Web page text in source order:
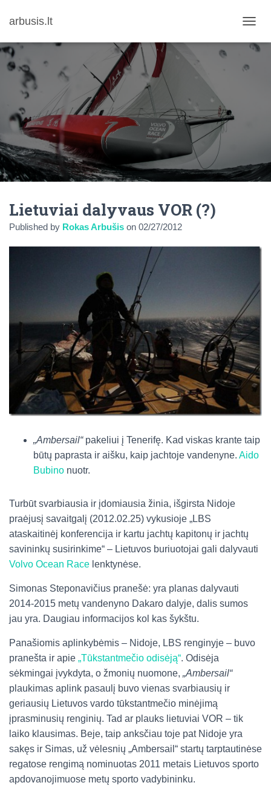
arbusis.lt
O
G
T
I
Lietuviai dalyvaus VOR (?)
Published by Rokas Arbušis on 02/27/2012
„Ambersail“pakeliui į Tenerifę. Kad viskas krante taip
būtų paprasta ir aišku, kaip jachtoje vandenyne. Aido
Bubino nuotr.
Turbūt svarbiausia ir įdomiausia žinia, išgirsta Nidoje
praėjusį savaitgalį (2012.02.25) vykusioje „LBS
ataskaitinėj konferencija ir kartu jachtų kapitonų ir jachtų
savininkų susirinkime“ – Lietuvos buriuotojai gali dalyvauti
Volvo Ocean Race lenktynėse.
Simonas Steponavičius pranešė: yra planas dalyvauti
2014-2015 metų vandenyno Dakaro dalyje, dalis sumos
jau yra. Daugiau informacijos kol kas šykštu.
Panašiomis aplinkybėmis – Nidoje, LBS renginyje – buvo
pranešta ir apie „Tūkstantmečio odisėją“. Odisėja
sėkmingai įvykdyta, o žmonių nuomone, „Ambersail“
plaukimas aplink pasaulį buvo vienas svarbiausių ir
geriausių Lietuvos vardo tūkstantmečio minėjimą
įprasminusių renginių. Tad ar plauks lietuviai VOR – tik
laiko klausimas. Beje, taip anksčiau toje pat Nidoje yra
sakęs ir Simas, už vėlesnių „Ambersail“ startų tarptautinėse
regatose rengimą nominuotas 2011 metais Lietuvos sporto
apdovanojimuose metų sporto vadybininku.